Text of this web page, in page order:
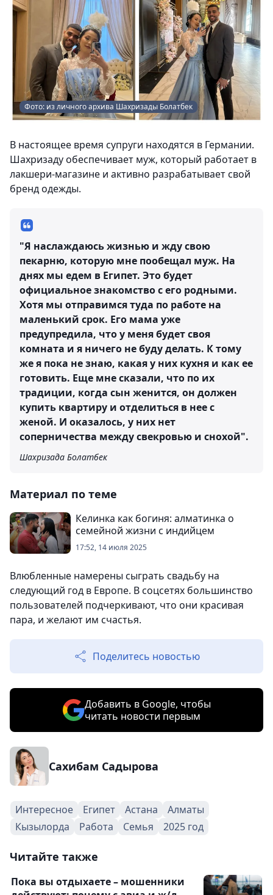
Фото: из личного архива Шахризады Болатбек
В настоящее время супруги находятся в Германии.
Шахризаду обеспечивает муж, который работает в
лакшери-магазине и активно разрабатывает свой
бренд одежды.
"Я наслаждаюсь жизнью и жду свою
пекарню, которую мне пообещал муж. На
днях мы едем в Египет. Это будет
официальное знакомство с его родными.
Хотя мы отправимся туда по работе на
маленький срок. Его мама уже
предупредила, что у меня будет своя
комната и я ничего не буду делать. К тому
же я пока не знаю, какая у них кухня и как ее
готовить. Еще мне сказали, что по их
традиции, когда сын женится, он должен
купить квартиру и отделиться в нее с
женой. И оказалось, у них нет
соперничества между свекровью и снохой".
Шахризада Болатбек
Материал по теме
Келинка как богиня: алматинка о
семейной жизни с индийцем
17:52, 14 июля 2025
Влюбленные намерены сыграть свадьбу на
следующий год в Европе. В соцсетях большинство
пользователей подчеркивают, что они красивая
пара, и желают им счастья.
Поделитесь новостью
Добавить в Google, чтобы
читать новости первым
Сахибам Садырова
Интересное Египет Астана
Алматы
Кызылорда
Работа Семья 2025 год
Читайте также
Пока вы отдыхаете – мошенники